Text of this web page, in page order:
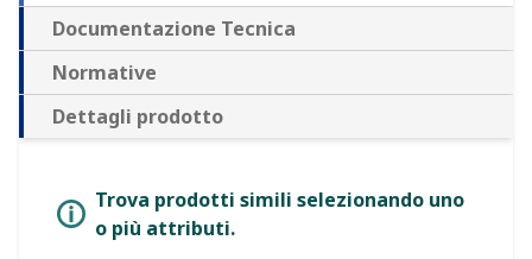
Documentazione Tecnica
Normative
Dettagli prodotto
Trova prodotti simili selezionando uno
o più attributi.